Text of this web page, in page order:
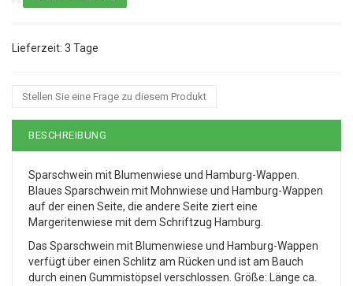
3 Tage
Stellen Sie eine Frage zu diesem Produkt
BESCHREIBUNG
Sparschwein mit Blumenwiese und Hamburg-Wappen.
Blaues Sparschwein mit Mohnwiese und Hamburg-Wappen
auf der einen Seite, die andere Seite ziert eine
Margeritenwiese mit dem Schriftzug Hamburg.
Das Sparschwein mit Blumenwiese und Hamburg-Wappen
verfügt über einen Schlitz am Rücken und ist am Bauch
durch einen Gummistöpsel verschlossen. Größe: Länge ca.